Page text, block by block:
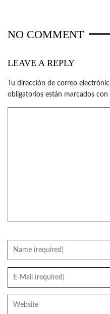
NO COMMENT
LEAVE A REPLY
Tu dirección de correo
obligatorios están marcados con